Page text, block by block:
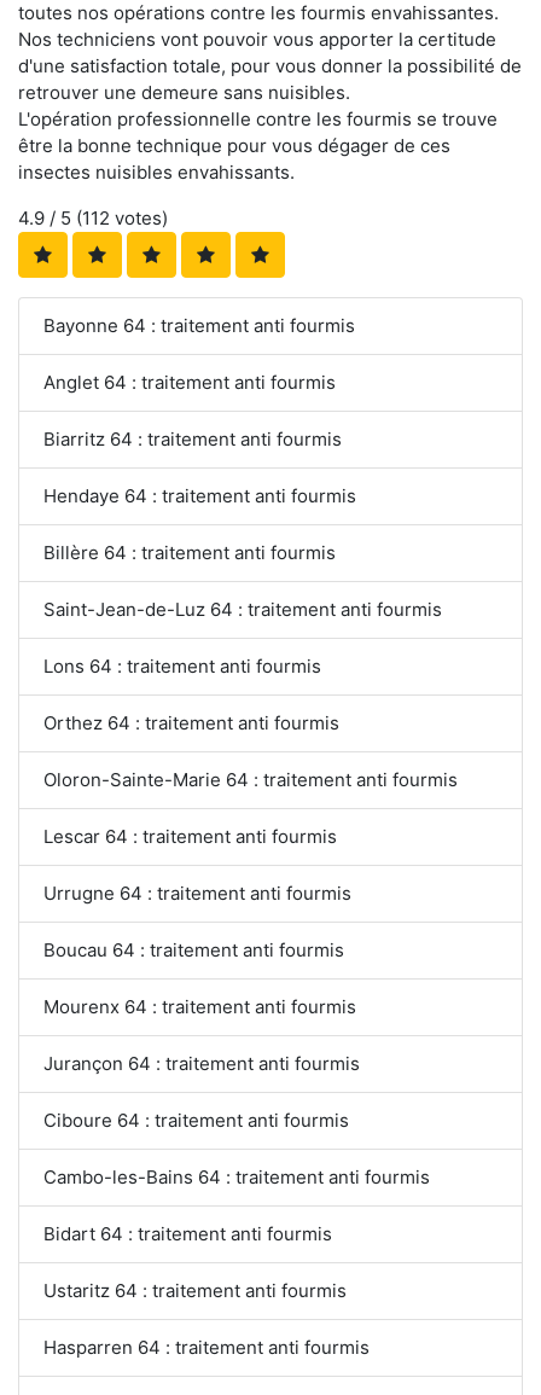
toutes nos opérations contre les fourmis envahissantes.
Nos techniciens vont pouvoir vous apporter la certitude
d'une satisfaction totale, pour vous donner la possibilité de
retrouver une demeure sans nuisibles.
L'opération professionnelle contre les fourmis se trouve
être la bonne technique pour vous dégager de ces
insectes nuisibles envahissants.
4.9 / 5 (112 votes)
Bayonne 64 : traitement anti fourmis
Anglet 64 : traitement anti fourmis
Biarritz 64 : traitement anti fourmis
Hendaye 64 : traitement anti fourmis
Billère 64 : traitement anti fourmis
Saint-Jean-de-Luz 64 : traitement anti fourmis
Lons 64 : traitement anti fourmis
Orthez 64 : traitement anti fourmis
Oloron-Sainte-Marie 64 : traitement anti fourmis
Lescar 64 : traitement anti fourmis
Urrugne 64 : traitement anti fourmis
Boucau 64 : traitement anti fourmis
Mourenx 64 : traitement anti fourmis
Jurançon 64 : traitement anti fourmis
Ciboure 64 : traitement anti fourmis
Cambo-les-Bains 64 : traitement anti fourmis
Bidart 64 : traitement anti fourmis
Ustaritz 64 : traitement anti fourmis
Hasparren 64 : traitement anti fourmis